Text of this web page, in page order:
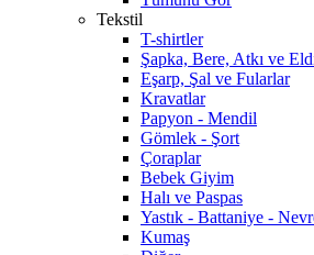
Tekstil
T-shirtler
Şapka, Bere, Atkı ve
Eşarp, Şal ve Fularlar
Kravatlar
Papyon - Mendil
Gömlek - Şort
Çoraplar
Bebek Giyim
Halı ve Paspas
Yastık - Battaniye -
Kumaş